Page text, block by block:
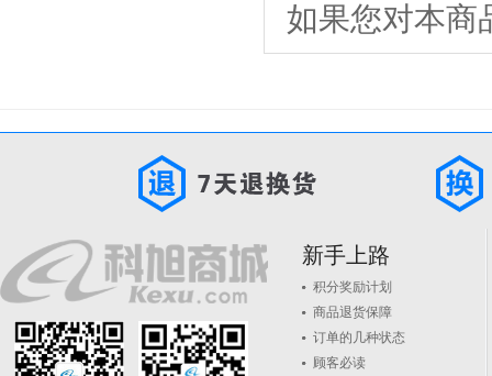
如果您对本商
新手上路
积分奖励计划
商品退货保障
订单的几种状态
顾客必读